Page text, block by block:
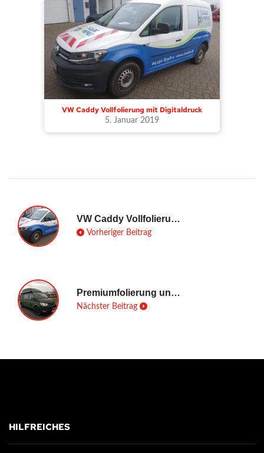
VW Caddy Vollfolierung mit Digitaldruck
5. Januar 2019
VW Caddy Vollfolierung mit Digitaldruck
Vorheriger Beitrag
Premiumfolierung und Design eines VW T6
Nächster Beitrag
HILFREICHES